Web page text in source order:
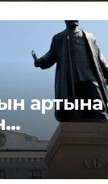
артына сөз